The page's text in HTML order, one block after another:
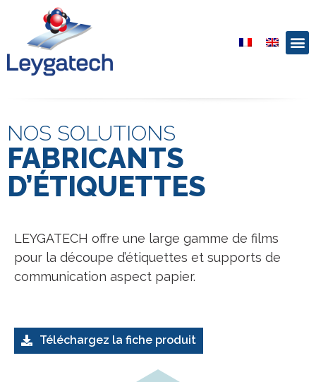
NOS SOLUTIONS
FABRICANTS
D’ÉTIQUETTES
LEYGATECH offre une large gamme de films
pour la découpe d’étiquettes et supports de
communication aspect papier.
Téléchargez la fiche produit